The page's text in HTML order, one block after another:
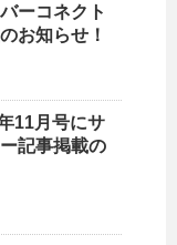
ーコネクト
お知らせ！
11月号にサ
記事掲載の